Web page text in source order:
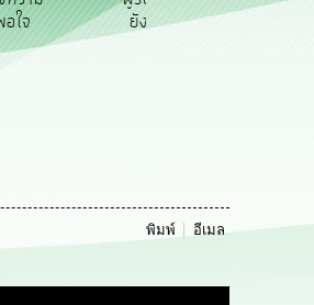
ยังชีพ
ท้องถิ่น
พิมพ์
อีเมล